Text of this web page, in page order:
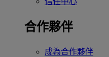
合作夥伴
成為合作夥伴